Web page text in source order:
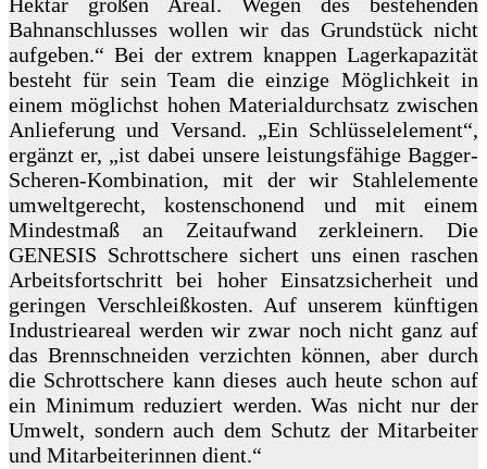
Bahnanschlusses wollen wir das Grundstück nicht
aufgeben.“ Bei der extrem knappen Lagerkapazität
besteht für sein Team die einzige Möglichkeit in
einem möglichst hohen Materialdurchsatz zwischen
Anlieferung und Versand. „Ein Schlüsselelement“,
ergänzt er, „ist dabei unsere leistungsfähige Bagger-
Scheren-Kombination, mit der wir Stahlelemente
umweltgerecht, kostenschonend und mit einem
Mindestmaß an Zeitaufwand zerkleinern. Die
GENESIS Schrottschere sichert uns einen raschen
Arbeitsfortschritt bei hoher Einsatzsicherheit und
geringen Verschleißkosten. Auf unserem künftigen
Industrieareal werden wir zwar noch nicht ganz auf
das Brennschneiden verzichten können, aber durch
die Schrottschere kann dieses auch heute schon auf
ein Minimum reduziert werden. Was nicht nur der
Umwelt, sondern auch dem Schutz der Mitarbeiter
und Mitarbeiterinnen dient.“